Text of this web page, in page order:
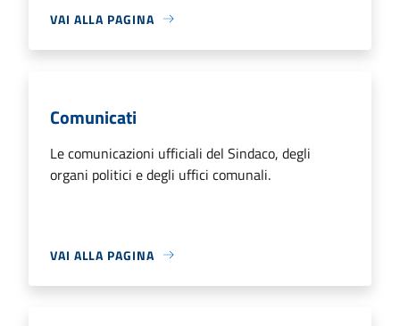
VAI ALLA PAGINA
Comunicati
Le comunicazioni ufficiali del Sindaco, degli
organi politici e degli uffici comunali.
VAI ALLA PAGINA